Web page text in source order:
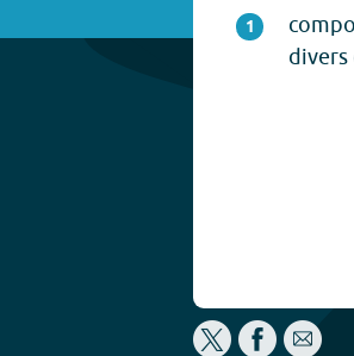
1
divers